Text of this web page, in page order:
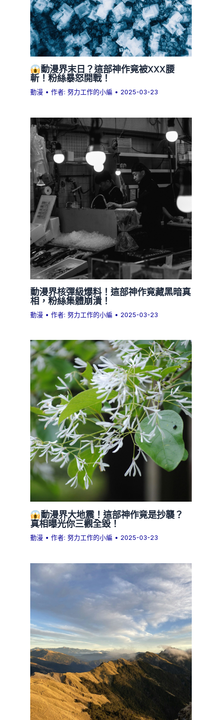
動漫界末日？這部神作竟被XXX腰
斬！粉絲暴怒開戰！
動漫 • 作者:努力工作的小編 • 2025-03-23
動漫界核彈級爆料！這部神作竟藏黑暗真
相，粉絲集體崩潰！
動漫 • 作者:努力工作的小編 • 2025-03-23
動漫界大地震！這部神作竟是抄襲？
真相曝光你三觀全毀！
動漫 • 作者:努力工作的小編 • 2025-03-23